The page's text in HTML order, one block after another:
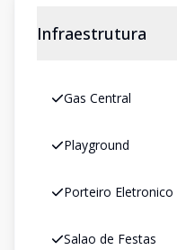
Infraestrutura
Gas Central
Playground
Porteiro Eletronico
Salao de Festas